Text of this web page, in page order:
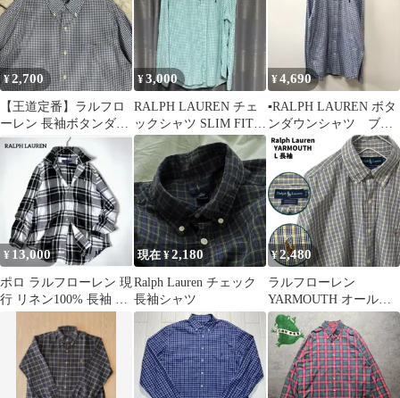
¥2,700
【王道定番】ラルフロ
ーレン 長袖ボタンダウ
ンシャツ ギンガムチェ
ック 青白 L
¥3,000
RALPH LAUREN チェ
ックシャツ SLIM FIT
XL
¥4,690
▪️RALPH LAUREN ボタ
ンダウンシャツ ブル
ー XL ワンポイント
¥ 13,000
ポロ ラルフローレン 現
行 リネン100% 長袖 白
現在 ¥2,180
Ralph Lauren チェック
長袖シャツ
¥2,480
ラルフローレン
YARMOUTH オールド
ラルフ マルチポニー チ
ェック 長袖 L